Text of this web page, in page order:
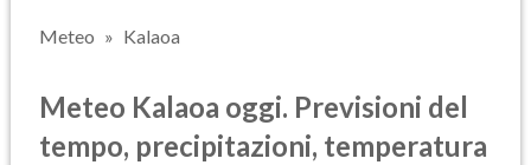
Meteo Kalaoa
Meteo Kalaoa oggi. Previsioni del
tempo, precipitazioni, temperatura